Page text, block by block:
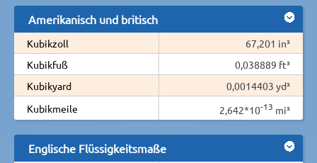
Amerikanisch und britisch
Kubikzoll
67,201 in³
Kubikfuß
0,038889 ft³
Kubikyard
0,0014403 yd³
Kubikmeile
2,642*10-13 mi³
Englische Flüssigkeitsmaße